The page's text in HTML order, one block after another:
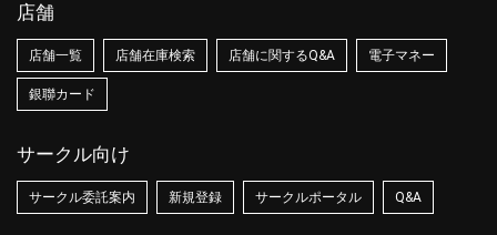
店舗
店舗一覧 店舗在庫検索 店舗に関するQ&A 電子マネー
銀聯カード
サークル向け
サークル委託案内 新規登録 サークルポータル Q&A